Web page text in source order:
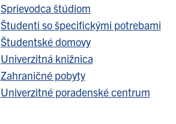
Sprievodca štúdiom
Študenti so špecifickými potrebami
Študentské domovy
Univerzitná knižnica
Zahraničné pobyty
Univerzitné poradenské centrum